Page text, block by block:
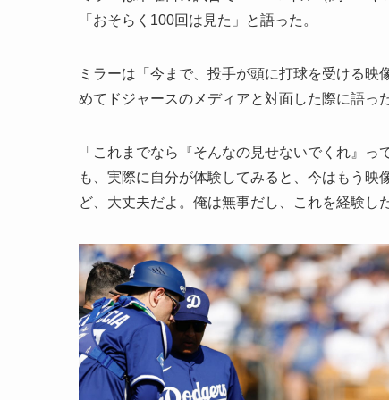
「おそらく100回は見た」と語った。
ミラーは「今まで、投手が頭に打球を受ける
めてドジャースのメディアと対面した際に語った
「これまでなら『そんなの見せないでくれ』
も、実際に自分が体験してみると、今はもう
ど、大丈夫だよ。俺は無事だし、これを経験し